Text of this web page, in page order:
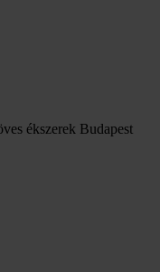
ékszerek Budapest